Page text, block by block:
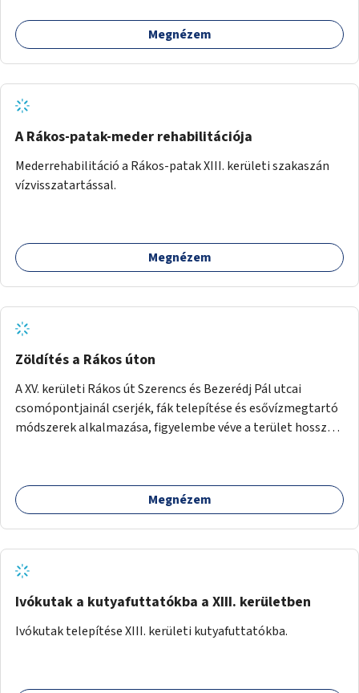
Megnézem
A Rákos-patak-meder rehabilitációja
Mederrehabilitáció a Rákos-patak XIII. kerületi szakaszán
vízvisszatartással.
Megnézem
Zöldítés a Rákos úton
A XV. kerületi Rákos út Szerencs és Bezerédj Pál utcai
csomópontjainál cserjék, fák telepítése és esővízmegtartó
módszerek alkalmazása, figyelembe véve a terület hosszú
Megnézem
Ivókutak a kutyafuttatókba a XIII. kerületben
Ivókutak telepítése XIII. kerületi kutyafuttatókba.